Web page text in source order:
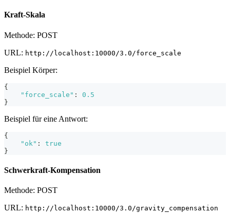
Kraft-Skala
Methode: POST
URL: http://localhost:10000/3.0/force_scale
Beispiel Körper:
{
"force_scale" :
0.5
}
Beispiel für eine Antwort:
{
"ok" :
true
}
Schwerkraft-Kompensation
Methode: POST
URL: http://localhost:10000/3.0/gravity_compensation